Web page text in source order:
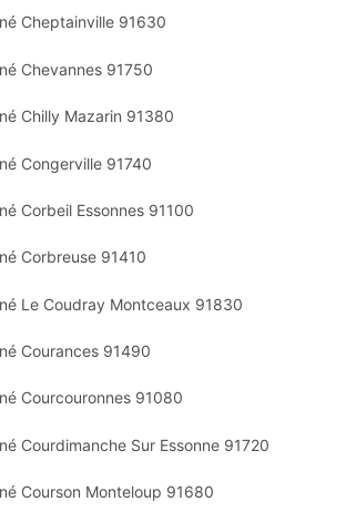
Cheptainville 91630
Chevannes 91750
Chilly Mazarin 91380
Congerville 91740
Corbeil Essonnes 91100
Corbreuse 91410
Le Coudray Montceaux 91830
Courances 91490
Courcouronnes 91080
Courdimanche Sur Essonne 91720
Courson Monteloup 91680